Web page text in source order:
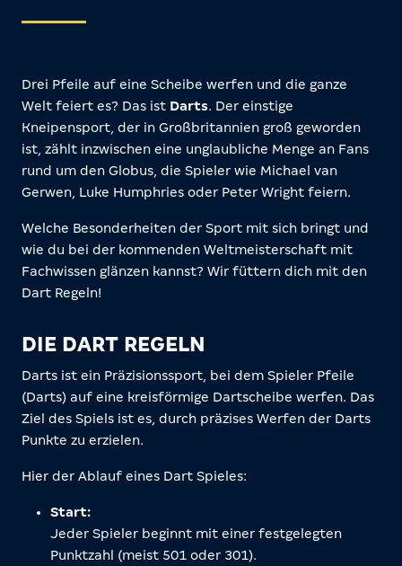
Drei Pfeile auf eine Scheibe werfen und die ganze
Welt feiert es? Das ist Darts. Der einstige
Kneipensport, der in Großbritannien groß geworden
ist, zählt inzwischen eine unglaubliche Menge an Fans
rund um den Globus, die Spieler wie Michael van
Gerwen, Luke Humphries oder Peter Wright feiern.
Welche Besonderheiten der Sport mit sich bringt und
wie du bei der kommenden Weltmeisterschaft mit
Fachwissen glänzen kannst? Wir füttern dich mit den
Dart Regeln!
DIE DART REGELN
Darts ist ein Präzisionssport, bei dem Spieler Pfeile
(Darts) auf eine kreisförmige Dartscheibe werfen. Das
Ziel des Spiels ist es, durch präzises Werfen der Darts
Punkte zu erzielen.
Hier der Ablauf eines Dart Spieles:
Start:
Jeder Spieler beginnt mit einer festgelegten
Punktzahl (meist 501 oder 301).